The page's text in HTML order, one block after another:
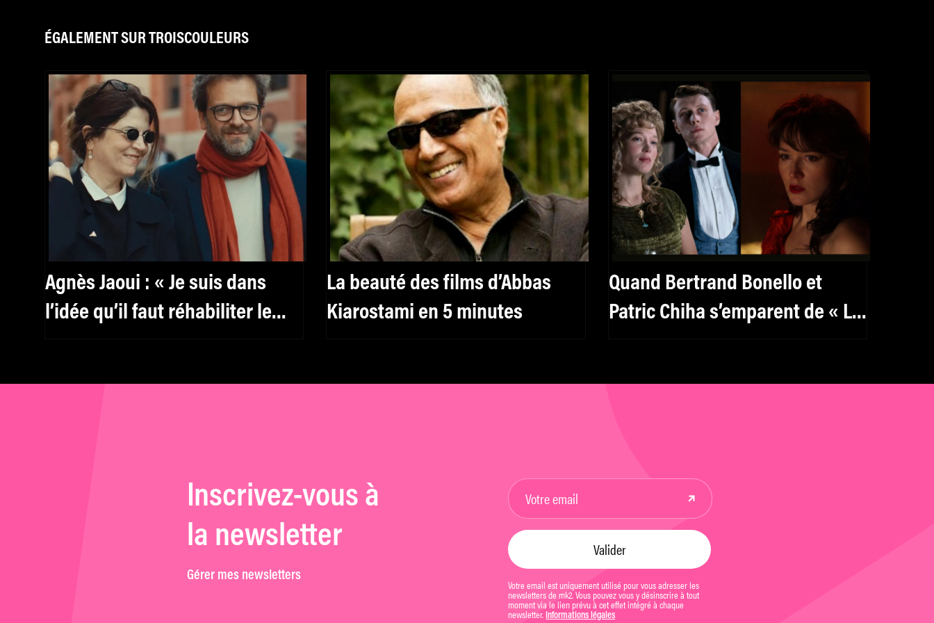
ÉGALEMENT SUR TROISCOULEURS
Agnès Jaoui : « Je suis dans
l’idée qu’il faut réhabiliter le
La beauté des films d’Abbas
Kiarostami en 5 minutes
Quand Bertrand Bonello et
Patric Chiha s’emparent de « La
Inscrivez-vous à
la newsletter
Gérer mes newsletters
Votre email est uniquement utilisé pour vous adresser les
newsletters de mk2. Vous pouvez vous y désinscrire à tout
moment via le lien prévu à cet effet intégré à chaque
newsletter. Informations légales